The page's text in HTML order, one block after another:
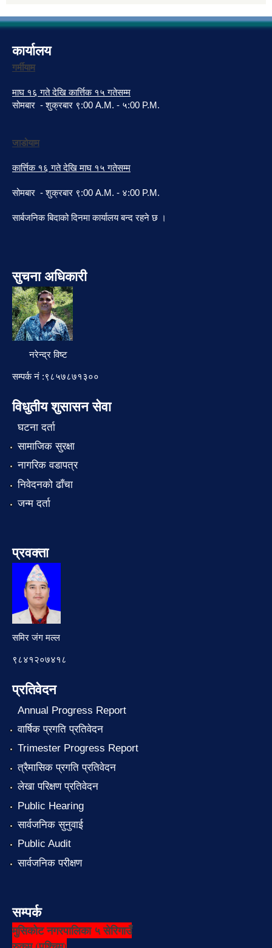
कार्यालय
गर्मीयाम
माघ १६ गते देखि कार्त्तिक १५ गतेसम्म
सोमबार - शुक्रबार ९:00 A.M. - ५:00 P.M.
जाडोयाम
कार्त्तिक १६ गते देखि माघ १५ गतेसम्म
सोमबार - शुक्रबार ९:00 A.M. - ४:00 P.M.
सार्बजनिक बिदाको दिनमा कार्यालय बन्द रहने छ ।
सुचना अधिकारी
नरेन्द्र विष्ट
सम्पर्क नं :९८५७८७१३००
विधुतीय शुसासन सेवा
घटना दर्ता
सामाजिक सुरक्षा
नागरिक वडापत्र
निवेदनको ढाँचा
जन्म दर्ता
प्रवक्ता
समिर जंग मल्ल
९८४१२०७४१८
प्रतिवेदन
Annual Progress Report
वार्षिक प्रगति प्रतिवेदन
Trimester Progress Report
त्रैमासिक प्रगति प्रतिवेदन
लेखा परिक्षण प्रतिवेदन
Public Hearing
सार्वजनिक सुनुवाई
Public Audit
सार्वजनिक परीक्षण
सम्पर्क
मुसिकोट नगरपालिका ५ सेरिगाउँ